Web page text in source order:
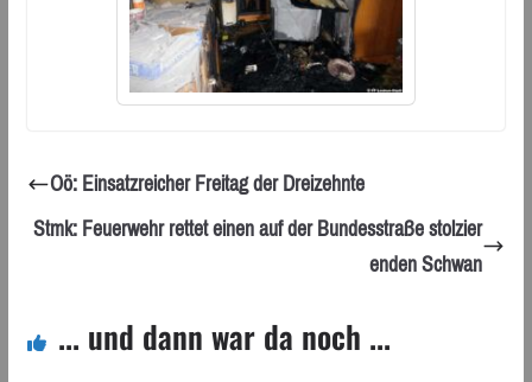
Oö: Einsatzreicher Freitag der Dreizehnte
Stmk: Feuerwehr rettet einen auf der Bundesstraße stolzier
enden Schwan
... und dann war da noch ...